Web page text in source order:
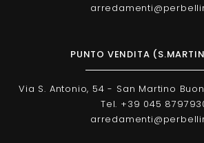
PUNTO VENDITA
Via S. Antonio, 54 - San Martino
Tel. +39 045